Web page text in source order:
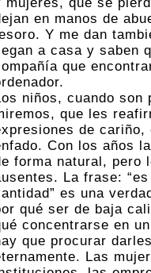
en manos de
Y me dan
a casa y saben
que
niños, cuando son
que les
de
Con los años
forma natural, pero
La frase:
es una
qué ser de baja
concentrarse en
que procurar
Las